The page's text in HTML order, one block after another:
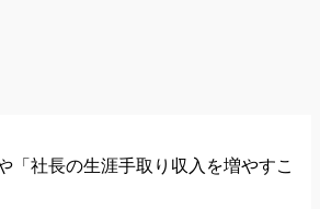
「社長の生涯手取り収入を増やすこ